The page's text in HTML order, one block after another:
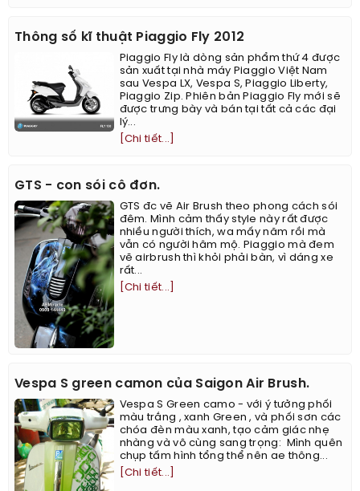
Thông số kĩ thuật Piaggio Fly 2012
Piaggio Fly là dòng sản phẩm thứ 4 được
sản xuất tại nhà máy Piaggio Việt Nam
sau Vespa LX, Vespa S, Piaggio Liberty,
Piaggio Zip. Phiên bản Piaggio Fly mới sẽ
được trưng bày và bán tại tất cả các đại
lý...
[Chi tiết...]
GTS - con sói cô đơn.
GTS đc vẽ Air Brush theo phong cách sói
đêm. Mình cảm thấy style này rất được
nhiều người thích, wa mấy năm rồi mà
vẫn có người hâm mộ. Piaggio mà đem
vẽ airbrush thì khỏi phải bàn, vì dáng xe
rất...
[Chi tiết...]
Vespa S green camon của Saigon Air Brush.
Vespa S Green camo - với ý tưởng phối
màu trắng , xanh Green , và phối sơn các
chóa đèn màu xanh, tạo cảm giác nhẹ
nhàng và vô cùng sang trọng: ​​​​ ​Mình quên
chụp tấm hình tổng thể nên ae thông...
[Chi tiết...]